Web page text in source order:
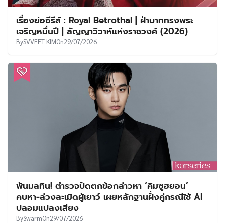
เรื่องย่อซีรีส์ : Royal Betrothal | ฝ่าบาททรงพระ
เจริญหมื่นปี | สัญญาวิวาห์แห่งราชวงศ์ (2026)
BySVVEET KIMOn29/07/2026
พ้นมลทิน! ตำรวจปัดตกข้อกล่าวหา ‘คิมซูฮยอน’
คบหา-ล่วงละเมิดผู้เยาว์ เผยหลักฐานฝั่งคู่กรณีใช้ AI
ปลอมแปลงเสียง
BySwarmOn29/07/2026